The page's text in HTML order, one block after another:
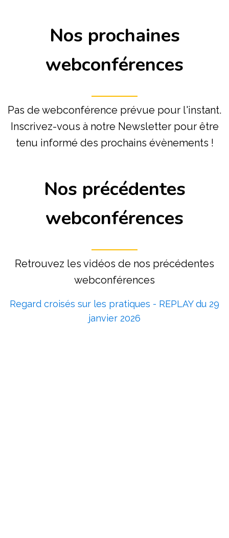
Nos prochaines
webconférences
Pas de webconférence prévue pour l'instant.
Inscrivez-vous à notre Newsletter pour être
tenu informé des prochains évènements !
Nos précédentes
webconférences
Retrouvez les vidéos de nos précédentes
webconférences
Regard croisés sur les pratiques - REPLAY du 29
janvier 2026